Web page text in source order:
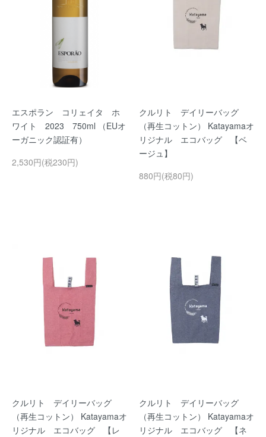
エスポラン コリェイタ ホ
ワイト 2023 750ml （EUオ
ーガニック認証有）
2,530円(税230円)
クルリト デイリーバッグ
（再生コットン） Katayamaオ
リジナル エコバッグ 【ベ
ージュ】
880円(税80円)
クルリト デイリーバッグ
（再生コットン） Katayamaオ
リジナル エコバッグ 【レ
クルリト デイリーバッグ
（再生コットン） Katayamaオ
リジナル エコバッグ 【ネ